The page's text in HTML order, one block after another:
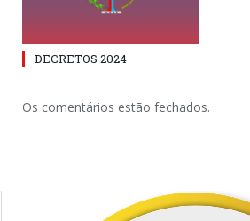
DECRETOS 2024
Os comentários estão fechados.